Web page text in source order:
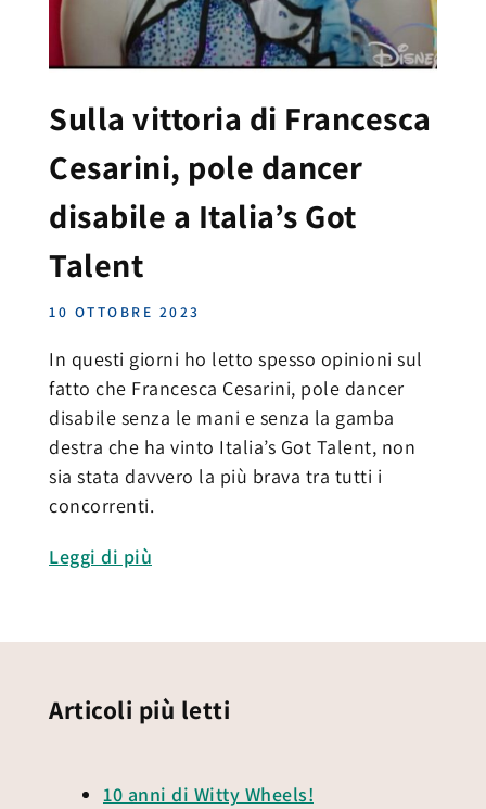
Sulla vittoria di Francesca
Cesarini, pole dancer
disabile a Italia’s Got
Talent
10 OTTOBRE 2023
In questi giorni ho letto spesso opinioni sul
fatto che Francesca Cesarini, pole dancer
disabile senza le mani e senza la gamba
destra che ha vinto Italia’s Got Talent, non
sia stata davvero la più brava tra tutti i
concorrenti.
Leggi di più
Articoli più letti
10 anni di Witty Wheels!